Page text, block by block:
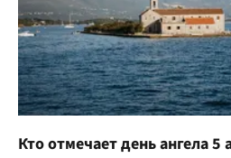
Кто отмечает день ангела 5